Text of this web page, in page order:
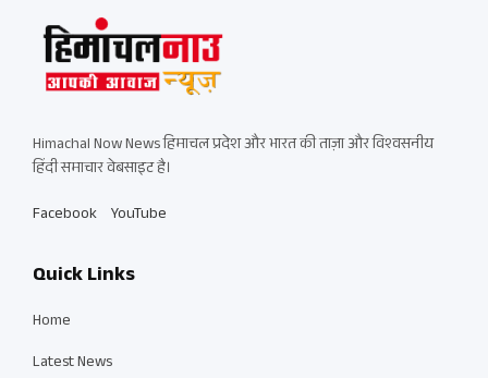
Himachal Now News हिमाचल प्रदेश और भारत की ताज़ा और विश्वसनीय
हिंदी समाचार वेबसाइट है।
Facebook YouTube
Quick Links
Home
Latest News